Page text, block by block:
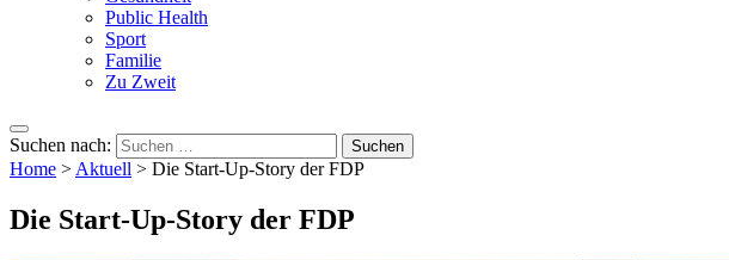
Public Health
Sport
Familie
Zu Zweit
Suchen nach:
Home >Aktuell > Die Start-Up-Story der FDP
Die Start-Up-Story der FDP